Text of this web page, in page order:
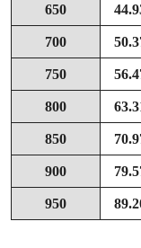
650
700
750
800
850
900
950